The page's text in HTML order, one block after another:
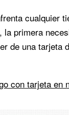
cualquier
primera
de una tarjeta
con tarjeta en